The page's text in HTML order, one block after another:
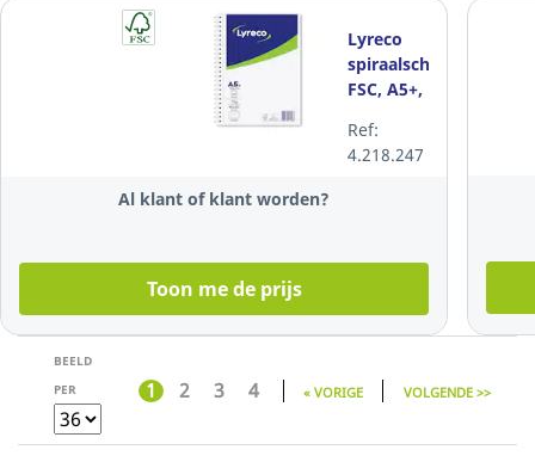
Lyreco
spiraalschrift
FSC, A5+,
80 vellen
Ref:
4.218.247
Al klant of klant worden?
Toon me de prijs
BEELD
PER
1 2 3 4 « VORIGE VOLGENDE >>